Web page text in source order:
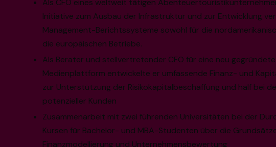
Als CFO eines weltweit tätigen
Initiative zum Ausbau der Infrastruktur und zur Entwicklung
Management-Berichtssysteme sowohl für die
die europäischen Betriebe.
Als Berater und stellvertretender CFO für eine neu
Medienplattform entwickelte er umfassende Finanz- und
zur Unterstützung der Risikokapitalbeschaffung und half bei
potenzieller Kunden
Zusammenarbeit mit zwei führenden Universitäten bei der
Kursen für Bachelor- und MBA-Studenten über die
Finanzmodellierung und Unternehmensbewertung